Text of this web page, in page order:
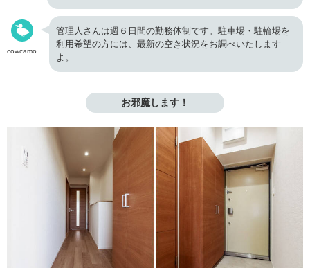
cowcamo
管理人さんは週６日間の勤務体制です。駐車場・駐輪場を
利用希望の方には、最新の空き状況をお調べいたします
よ。
お邪魔します！